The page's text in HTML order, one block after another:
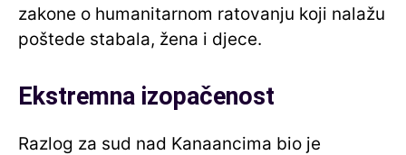
zakone o humanitarnom ratovanju koji nalažu
poštede stabala, žena i djece.
Ekstremna izopačenost
Razlog za sud nad Kanaancima bio je